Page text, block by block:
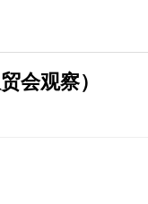
会观察）